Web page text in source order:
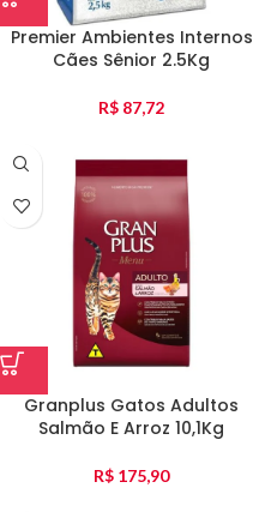
Premier Ambientes Internos
Cães Sênior 2.5Kg
R$ 87,72
Granplus Gatos Adultos
Salmão E Arroz 10,1Kg
R$ 175,90